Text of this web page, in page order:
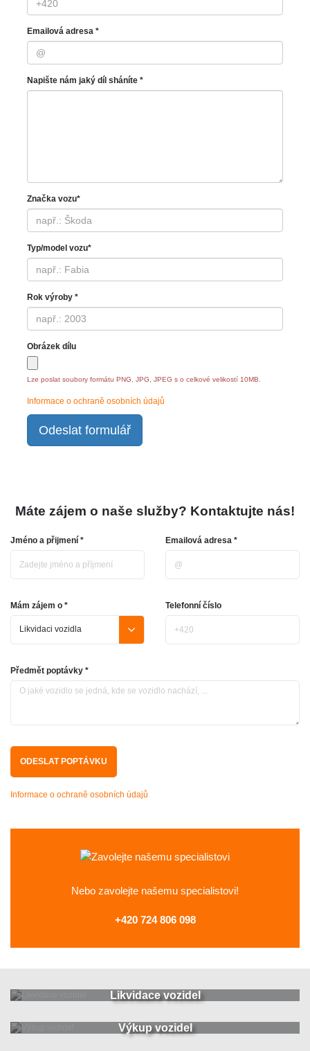
Emailová adresa *
Napište nám jaký díl sháníte *
Značka vozu*
Typ/model vozu*
Rok výroby *
Obrázek dílu
Lze poslat soubory formátu PNG, JPG, JPEG s o celkové velikostí 10MB.
Informace o ochraně osobních údajů
Odeslat formulář
Máte zájem o naše služby? Kontaktujte nás!
Jméno a přijmení * Emailová adresa *
Mám zájem o * Telefonní číslo
Předmět poptávky *
Informace o ochraně osobních údajů
Nebo zavolejte našemu specialistovi!
+420 724 806 098
Likvidace vozidel
Výkup vozidel